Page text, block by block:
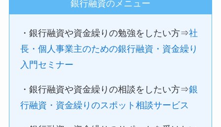
銀行融資のメニュー
・銀行融資や資金繰りの勉強をしたい方⇒社
長・個人事業主のための銀行融資・資金繰り
入門セミナー
・銀行融資や資金繰りの相談をしたい方⇒銀
行融資・資金繰りのスポット相談サービス